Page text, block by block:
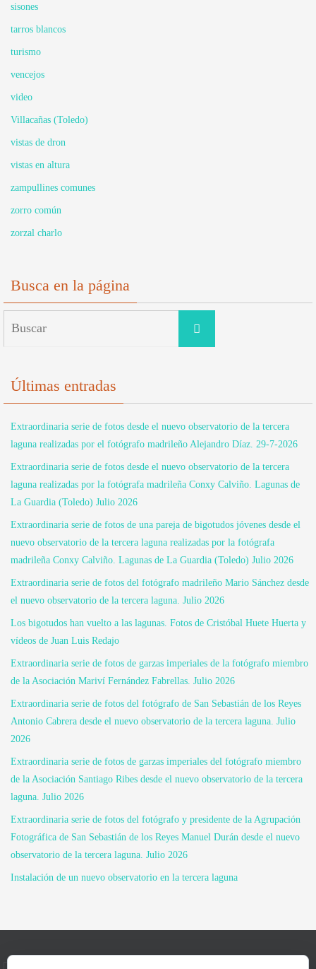
sisones
tarros blancos
turismo
vencejos
video
Villacañas (Toledo)
vistas de dron
vistas en altura
zampullines comunes
zorro común
zorzal charlo
Busca en la página
Buscar
Últimas entradas
Extraordinaria serie de fotos desde el nuevo observatorio de la tercera
laguna realizadas por el fotógrafo madrileño Alejandro Díaz. 29-7-2026
Extraordinaria serie de fotos desde el nuevo observatorio de la tercera
laguna realizadas por la fotógrafa madrileña Conxy Calviño. Lagunas de
La Guardia (Toledo) Julio 2026
Extraordinaria serie de fotos de una pareja de bigotudos jóvenes desde el
nuevo observatorio de la tercera laguna realizadas por la fotógrafa
madrileña Conxy Calviño. Lagunas de La Guardia (Toledo) Julio 2026
Extraordinaria serie de fotos del fotógrafo madrileño Mario Sánchez desde
el nuevo observatorio de la tercera laguna. Julio 2026
Los bigotudos han vuelto a las lagunas. Fotos de Cristóbal Huete Huerta y
vídeos de Juan Luis Redajo
Extraordinaria serie de fotos de garzas imperiales de la fotógrafo miembro
de la Asociación Mariví Fernández Fabrellas. Julio 2026
Extraordinaria serie de fotos del fotógrafo de San Sebastián de los Reyes
Antonio Cabrera desde el nuevo observatorio de la tercera laguna. Julio
2026
Extraordinaria serie de fotos de garzas imperiales del fotógrafo miembro
de la Asociación Santiago Ribes desde el nuevo observatorio de la tercera
laguna. Julio 2026
Extraordinaria serie de fotos del fotógrafo y presidente de la Agrupación
Fotográfica de San Sebastián de los Reyes Manuel Durán desde el nuevo
observatorio de la tercera laguna. Julio 2026
Instalación de un nuevo observatorio en la tercera laguna